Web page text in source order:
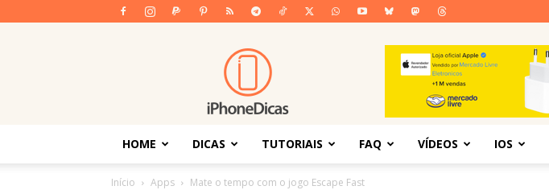
iPhoneDicas
HOME DICAS TUTORIAIS FAQ VÍDEOS IOS
Início Apps Mate o tempo com o jogo Escape Fast